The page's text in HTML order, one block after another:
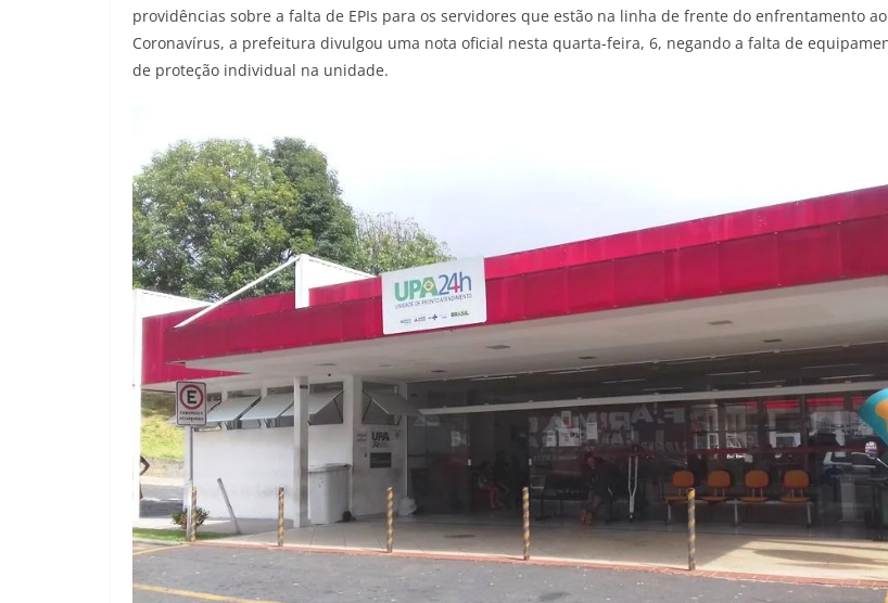
providências sobre a falta de EPIs para os servidores que estão na linha de frente do enfrentamento ao
Coronavírus, a prefeitura divulgou uma nota oficial nesta quarta-feira, 6, negando a falta de
de proteção individual na unidade.